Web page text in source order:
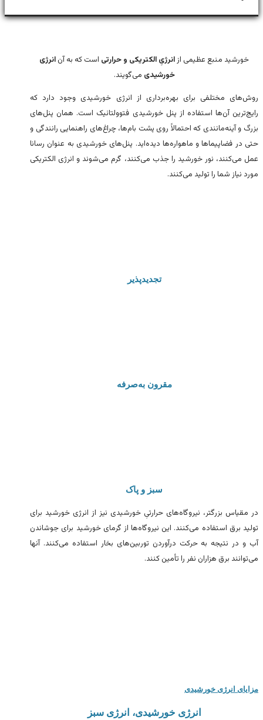
خورشید منبع عظیمی از انرژیِ الکتریکی و حرارتی است که به آن انرژی
خورشیدی می‌گویند.
روش‌های مختلفی برای بهره‌برداری از انرژی خورشیدی وجود دارد که
رایج‌ترین آن‌ها استفاده از پنل‌ خورشیدی فتوولتائیک است. همان پنل‌های
بزرگ و آینه‌مانندی که احتمالاً روی پشت بام‌ها، چراغ‌های راهنمایی رانندگی و
حتی در فضاپیماها و ماهواره‌ها دیده‌اید. پنل‌های خورشیدی به عنوان رسانا
عمل می‌کنند، نور خورشید را جذب می‌کنند، گرم می‌شوند و انرژی الکتریکی
مورد نیاز شما را تولید می‌کنند.
تجدیدپذیر
مقرون به‌صرفه
سبز و پاک
در مقیاس بزرگتر، نیروگاه‌های حرارتیِ خورشیدی نیز از انرژی خورشید برای
تولید برق استفاده می‌کنند. این نیروگاه‌ها از گرمای خورشید برای جوشاندن
آب و در نتیجه به حرکت درآوردن توربین‌های بخار استفاده می‌کنند. آنها
می‌توانند برق هزاران نفر را تأمین کنند.
مزایای انرژی خورشیدی
انرژی خورشیدی، انرژی سبز